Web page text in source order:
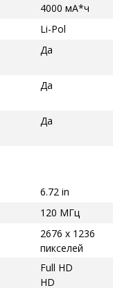
4000 мА*ч
Li-Pol
Да
Да
Да
6.72 in
120 МГц
2676 x 1236
пикселей
Full HD
HD